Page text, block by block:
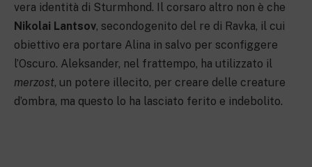
vera identità di Sturmhond. Il corsaro altro non è che
Nikolai Lantsov, secondogenito del re di Ravka, il cui
obiettivo era portare Alina in salvo per sconfiggere
l’Oscuro. Aleksander, nel frattempo, ha utilizzato il
merzost, un potere illecito, per creare delle creature
d’ombra, ma questo lo ha lasciato ferito e indebolito.